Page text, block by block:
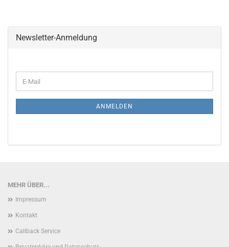
Newsletter-Anmeldung
ZUR
E-
Mail
ANMELDEN
MEHR ÜBER...
Impressum
Kontakt
Callback Service